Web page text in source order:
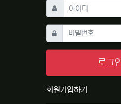
아이디 필수
비밀번호필수
로그
회원가입하기